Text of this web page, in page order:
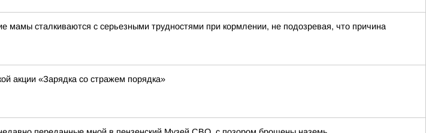
мамы сталкиваются с серьезными трудностями при кормлении, не подозревая, что причина
акции «Зарядка со стражем порядка»